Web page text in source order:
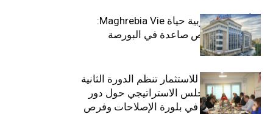
التأمينات المغربية حياة Maghrebia Vie:
فاعل رائد بفرص صاعدة في البورصة
(+34.8%)
الهيئة التونسية للاستثمار تنظم الدورة الثانية
والعشرين للمجلس الاستراتيجي حول دور
القطاع الخاص في بلورة الإصلاحات وفرص